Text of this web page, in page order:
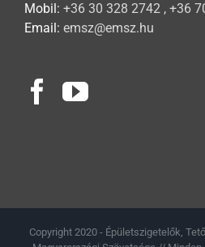
Mobil: +36 30 328 2742 , +36
Email: emsz@emsz.hu
Copyright 2020 - Épületszigetelők,